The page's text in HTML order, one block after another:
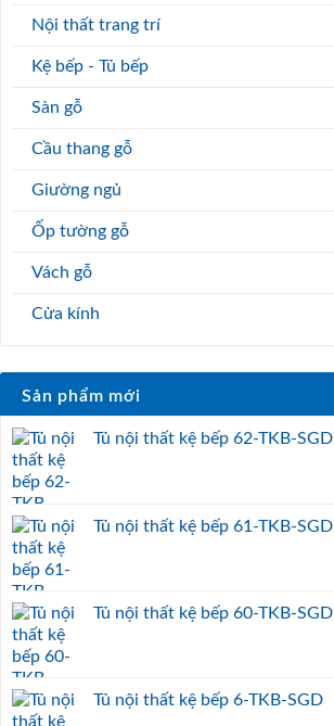
Nội thất trang trí
Kệ bếp - Tủ bếp
Sàn gỗ
Cầu thang gỗ
Giường ngủ
Ốp tường gỗ
Vách gỗ
Cửa kính
Sản phẩm mới
Tủ nội thất kệ bếp 62-TKB-SGD
Tủ nội thất kệ bếp 61-TKB-SGD
Tủ nội thất kệ bếp 60-TKB-SGD
Tủ nội thất kệ bếp 6-TKB-SGD